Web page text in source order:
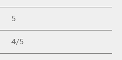
5
4/5